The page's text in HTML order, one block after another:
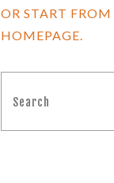
OR START FROM
HOMEPAGE.